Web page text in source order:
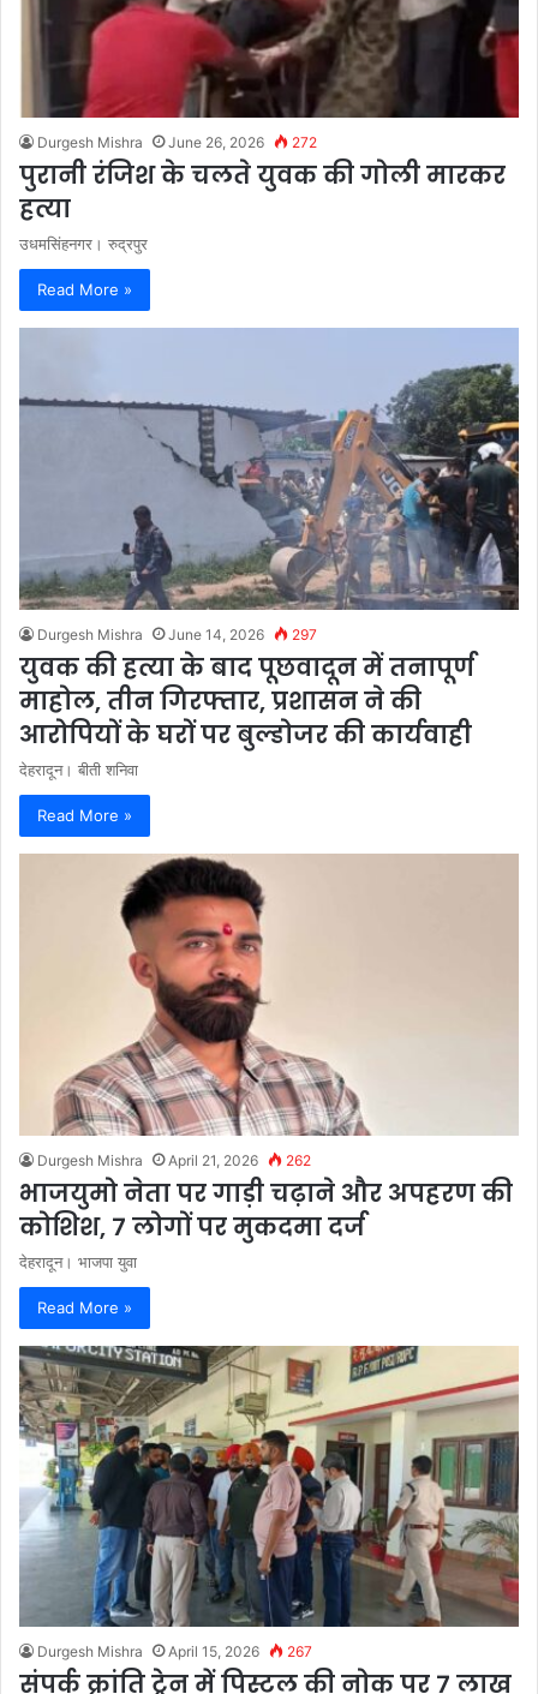
Durgesh Mishra June 26, 2026 272
पुरानी रंजिश के चलते युवक की गोली मारकर
हत्या
उधमसिंहनगर। रुद्रपुर
Read More »
Durgesh Mishra June 14, 2026 297
युवक की हत्या के बाद पूछवादून में तनापूर्ण
माहोल, तीन गिरफ्तार, प्रशासन ने की
आरोपियों के घरों पर बुल्डोजर की कार्यवाही
देहरादून। बीती शनिवा
Read More »
Durgesh Mishra April 21, 2026 262
भाजयुमो नेता पर गाड़ी चढ़ाने और अपहरण की
कोशिश, 7 लोगों पर मुकदमा दर्ज
देहरादून। भाजपा युवा
Read More »
Durgesh Mishra April 15, 2026 267
संपर्क क्रांति ट्रेन में पिस्टल की नोक पर 7 लाख